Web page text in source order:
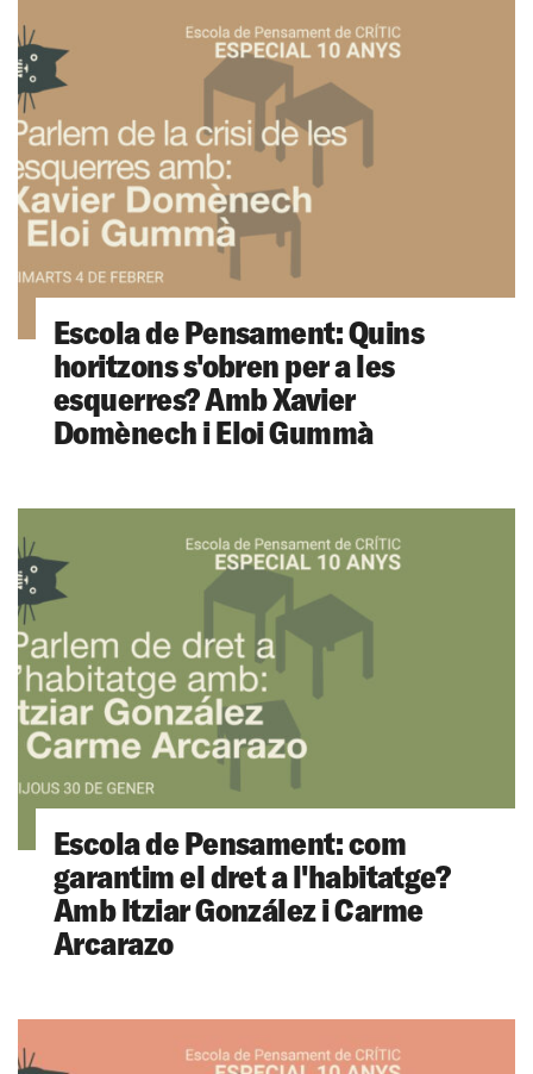
Escola de Pensament: Quins
horitzons s'obren per a les
esquerres? Amb Xavier
Domènech i Eloi Gummà
Escola de Pensament: com
garantim el dret a l'habitatge?
Amb Itziar González i Carme
Arcarazo